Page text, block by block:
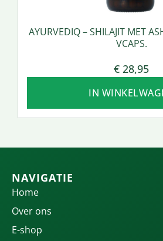
AYURVEDIQ – SHILAJIT MET
VCAPS.
€ 28,95
IN
NAVIGATIE
Home
Over ons
E-shop